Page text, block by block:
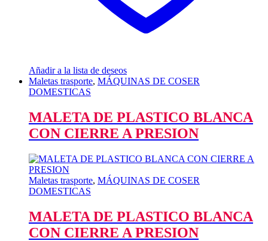
Añadir a la lista de deseos
Maletas trasporte, MÁQUINAS DE COSER
DOMESTICAS
MALETA DE PLASTICO BLANCA
CON CIERRE A PRESION
Maletas trasporte, MÁQUINAS DE COSER
DOMESTICAS
MALETA DE PLASTICO BLANCA
CON CIERRE A PRESION